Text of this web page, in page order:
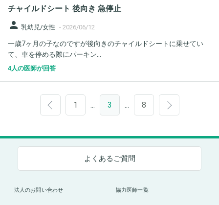
チャイルドシート 後向き 急停止
person 乳幼児/女性 - 2026/06/12
一歳7ヶ月の子なのですが後向きのチャイルドシートに乗せてい
て、車を停める際にパーキン...
4人の医師が回答
1 3 8
よくあるご質問
法人のお問い合わせ 協力医師一覧